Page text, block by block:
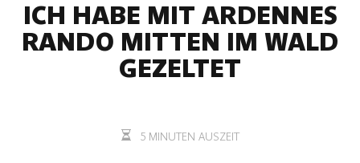
ICH HABE MIT ARDENNES
RANDO MITTEN IM WALD
GEZELTET
5 MINUTEN AUSZEIT